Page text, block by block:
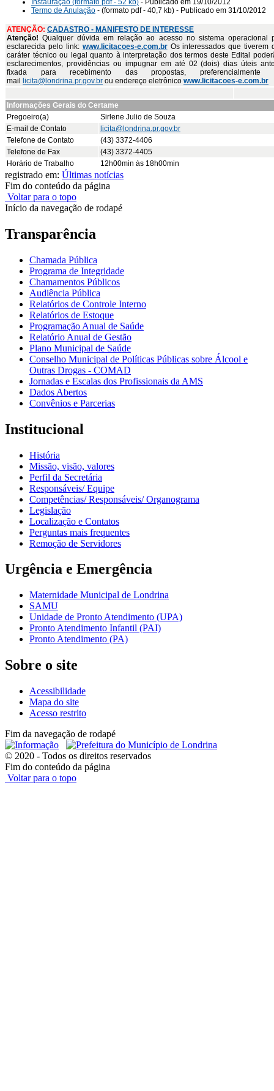
Instauração (formato pdf - 52 kb) - Publicado em 19/10/2012
Termo de Anulação - (formato pdf - 40,7 kb) - Publicado em 31/10/2012
ATENÇÃO: CADASTRO - MANIFESTO DE INTERESSE
Atenção! Qualquer dúvida em relação ao acesso no sistema operacional
esclarecida pelo link: www.licitacoes-e.com.brOs interessados que tiverem
caráter técnico ou legal quanto à interpretação dos termos deste Edital
esclarecimentos, providências ou impugnar em até 02 (dois) dias úteis
fixada para recebimento das propostas,
mail
licita@londrina.pr.gov.br ou endereço eletrônico www.licitacoes-e.com.br
Informações Gerais do Certame
Pregoeiro(a)
Sirlene Julio de Souza
E-mail de Contato
licita@londrina.pr.gov.br
Telefone de Contato
(43) 3372-4406
Telefone de Fax
(43) 3372-4405
Horário de Trabalho
12h00min às 18h00min
registrado em: Últimas notícias
Fim do conteúdo da página
Voltar para o topo
Início da navegação de rodapé
Transparência
Chamada Pública
Programa de Integridade
Chamamentos Públicos
Audiência Pública
Relatórios de Controle Interno
Relatórios de Estoque
Programação Anual de Saúde
Relatório Anual de Gestão
Plano Municipal de Saúde
Conselho Municipal de Políticas Públicas sobre Álcool e
Outras Drogas - COMAD
Jornadas e Escalas dos Profissionais da AMS
Dados Abertos
Convênios e Parcerias
Institucional
História
Missão, visão, valores
Perfil da Secretária
Responsáveis/ Equipe
Competências/ Responsáveis/ Organograma
Legislação
Localização e Contatos
Perguntas mais frequentes
Remoção de Servidores
Urgência e Emergência
Maternidade Municipal de Londrina
SAMU
Unidade de Pronto Atendimento (UPA)
Pronto Atendimento Infantil (PAI)
Pronto Atendimento (PA)
Sobre o site
Acessibilidade
Mapa do site
Acesso restrito
Fim da navegação de rodapé
© 2020 - Todos os direitos reservados
Fim do conteúdo da página
Voltar para o topo